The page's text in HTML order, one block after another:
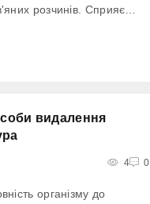
розчинів. Сприяє
токсинів та
мікрофлори
видалення
4 0
організму до